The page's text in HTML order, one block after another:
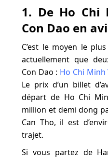
1. De Ho Chi
Con Dao en
C’est le moyen le
actuellement que
Con Dao : Ho Chi Minh
Le prix d’un billet
départ de Ho Chi
million et demi dong
Can Tho, il est
trajet.
Si vous partez de